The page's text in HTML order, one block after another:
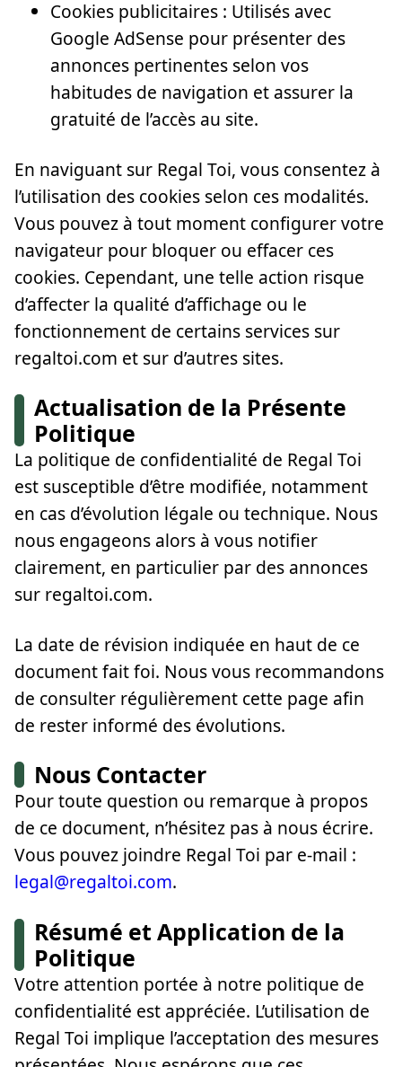
Cookies publicitaires : Utilisés avec
Google AdSense pour présenter des
annonces pertinentes selon vos
habitudes de navigation et assurer la
gratuité de l’accès au site.
En naviguant sur Regal Toi, vous consentez à
l’utilisation des cookies selon ces modalités.
Vous pouvez à tout moment configurer votre
navigateur pour bloquer ou effacer ces
cookies. Cependant, une telle action risque
d’affecter la qualité d’affichage ou le
fonctionnement de certains services sur
regaltoi.com et sur d’autres sites.
Actualisation de la Présente
Politique
La politique de confidentialité de Regal Toi
est susceptible d’être modifiée, notamment
en cas d’évolution légale ou technique. Nous
nous engageons alors à vous notifier
clairement, en particulier par des annonces
sur regaltoi.com.
La date de révision indiquée en haut de ce
document fait foi. Nous vous recommandons
de consulter régulièrement cette page afin
de rester informé des évolutions.
Nous Contacter
Pour toute question ou remarque à propos
de ce document, n’hésitez pas à nous écrire.
Vous pouvez joindre Regal Toi par e-mail :
legal@regaltoi.com.
Résumé et Application de la
Politique
Votre attention portée à notre politique de
confidentialité est appréciée. L’utilisation de
Regal Toi implique l’acceptation des mesures